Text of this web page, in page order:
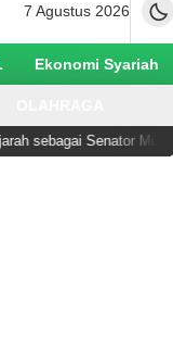
7 Agustus 2026
Ekonomi Syariah
Senator Muslim